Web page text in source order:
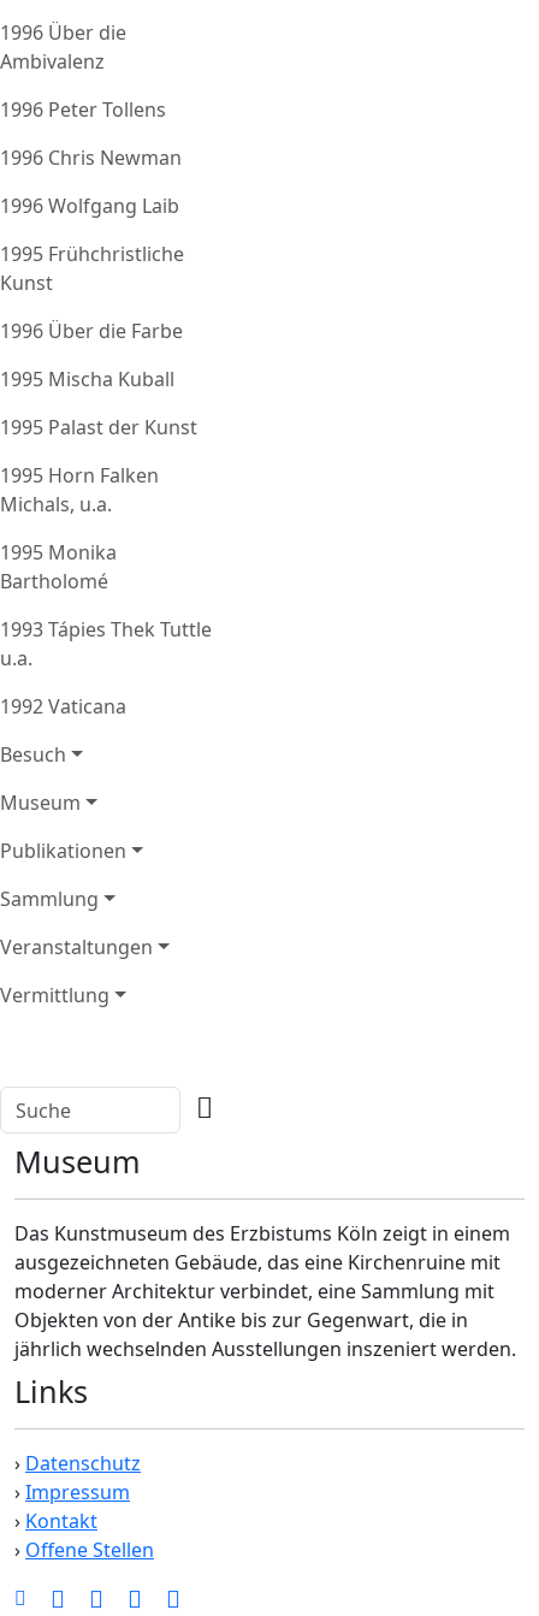
1996 Über die
Ambivalenz
1996 Peter Tollens
1996 Chris Newman
1996 Wolfgang Laib
1995 Frühchristliche
Kunst
1996 Über die Farbe
1995 Mischa Kuball
1995 Palast der Kunst
1995 Horn Falken
Michals, u.a.
1995 Monika
Bartholomé
1993 Tápies Thek Tuttle
u.a.
1992 Vaticana
Besuch
Museum
Publikationen
Sammlung
Veranstaltungen
Vermittlung
Museum
Das Kunstmuseum des Erzbistums Köln zeigt in einem
ausgezeichneten Gebäude, das eine Kirchenruine mit
moderner Architektur verbindet, eine Sammlung mit
Objekten von der Antike bis zur Gegenwart, die in
jährlich wechselnden Ausstellungen inszeniert werden.
Links
› Datenschutz
›Impressum
› Kontakt
› Offene Stellen